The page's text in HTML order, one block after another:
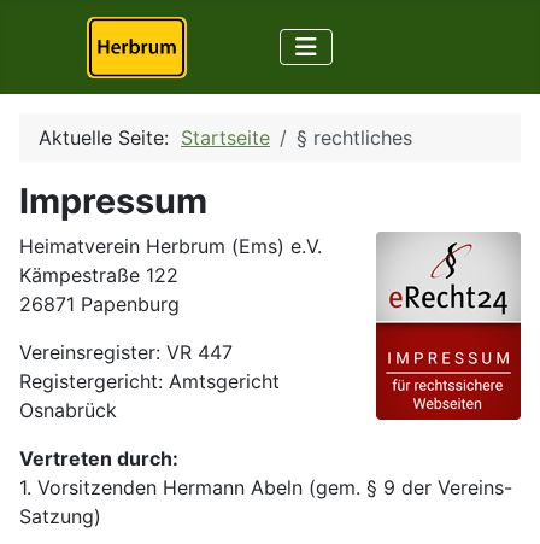
Aktuelle Seite: Startseite § rechtliches
Impressum
Heimatverein Herbrum (Ems) e.V.
Kämpestraße 122
26871 Papenburg
Vereinsregister: VR 447
Registergericht: Amtsgericht
Osnabrück
Vertreten durch:
1. Vorsitzenden Hermann Abeln (gem. § 9 der Vereins-
Satzung)